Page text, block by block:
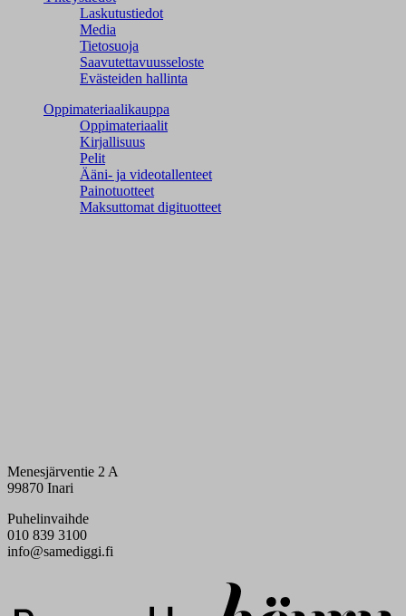
Laskutustiedot
Media
Tietosuoja
Saavutettavuusseloste
Evästeiden hallinta
Oppimateriaalikauppa
Oppimateriaalit
Kirjallisuus
Pelit
Ääni- ja videotallenteet
Painotuotteet
Maksuttomat digituotteet
Menesjärventie 2 A
99870 Inari
Puhelinvaihde
010 839 3100
info@samediggi.fi